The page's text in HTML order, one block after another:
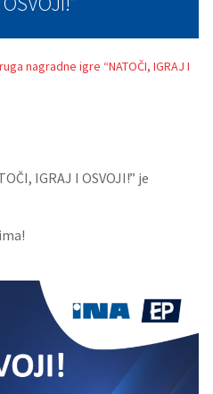
nagradne igre “NATOČI, IGRAJ I
IGRAJ I OSVOJI!” je